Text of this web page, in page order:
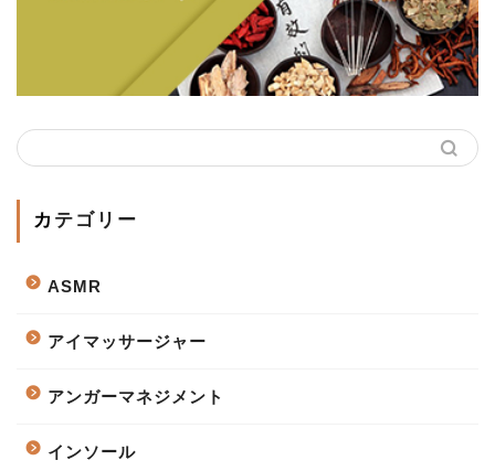
カテゴリー
ASMR
アイマッサージャー
アンガーマネジメント
インソール